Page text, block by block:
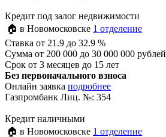
Кредит под залог недвижимости
🏠 в Новомосковске 1 отделение
Ставка от 21.9 до 32.9 %
Сумма от 200 000 до 30 000 000 рублей
Срок от 3 месяцев до 15 лет
Без первоначального взноса
Онлайн заявка подробнее
Газпромбанк Лиц. №: 354
Кредит наличными
🏠 в Новомосковске 1 отделение